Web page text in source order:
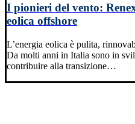
I pionieri del vento:
eolica offshore
L’energia eolica è pulita,
Da molti anni in Italia sono in
contribuire alla transizione…